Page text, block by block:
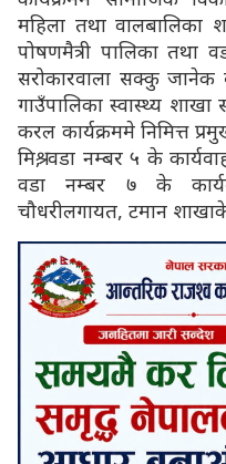
महिला तथा वालबालिका
पोषणमैत्री पालिका तथा
सरोकारवाला सक्कु जानेक
गाउँपालिका स्वास्थ्य
करल कार्यक्रममे निमित्त
मिश्र, वडा नम्बर ५ के
वडा नम्बर ७ के
चौधरीलगायत, टमान